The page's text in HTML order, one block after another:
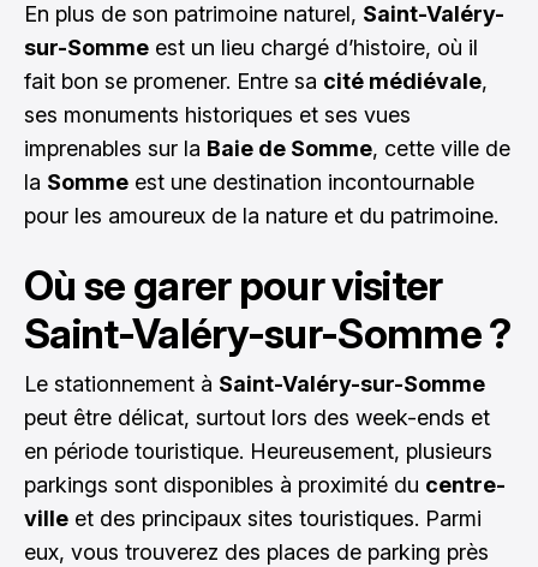
En plus de son patrimoine naturel, Saint-Valéry-
sur-Somme est un lieu chargé d’histoire, où il
fait bon se promener. Entre sa cité médiévale,
ses monuments historiques et ses vues
imprenables sur la Baie de Somme, cette ville de
la Somme est une destination incontournable
pour les amoureux de la nature et du patrimoine.
Où se garer pour visiter
Saint-Valéry-sur-Somme ?
Le stationnement à Saint-Valéry-sur-Somme
peut être délicat, surtout lors des week-ends et
en période touristique. Heureusement, plusieurs
parkings sont disponibles à proximité du centre-
ville et des principaux sites touristiques. Parmi
eux, vous trouverez des places de parking près